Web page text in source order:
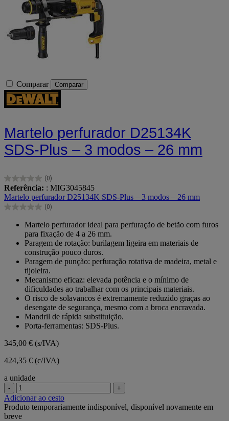
Comparar Comparar
Martelo perfurador D25134K
SDS-Plus – 3 modos – 26 mm
(0)
0.0
em
5
estrelas.
Referência: : MIG3045845
Martelo perfurador D25134K SDS-Plus – 3 modos – 26 mm
(0)
0.0
estrelas.
Martelo perfurador ideal para perfuração de betão com furos
para fixação de 4 a 26 mm.
Paragem de rotação: burilagem ligeira em materiais de
construção pouco duros.
Paragem de punção: perfuração rotativa de madeira, metal e
tijoleira.
Mecanismo eficaz: elevada potência e o mínimo de
dificuldades ao trabalhar com os principais materiais.
O risco de solavancos é extremamente reduzido graças ao
desengate de segurança, mesmo com a broca encravada.
Mandril de rápida substituição.
Porta-ferramentas: SDS-Plus.
345,00 € (s/IVA)
424,35 € (c/IVA)
a unidade
- +
Adicionar ao cesto
Produto temporariamente indisponível, disponível novamente em
breve